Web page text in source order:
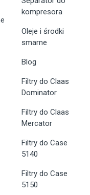
kompresora
Oleje i środki
smarne
Blog
Filtry do Claas
Dominator
Filtry do Claas
Mercator
Filtry do Case
5140
Filtry do Case
5150